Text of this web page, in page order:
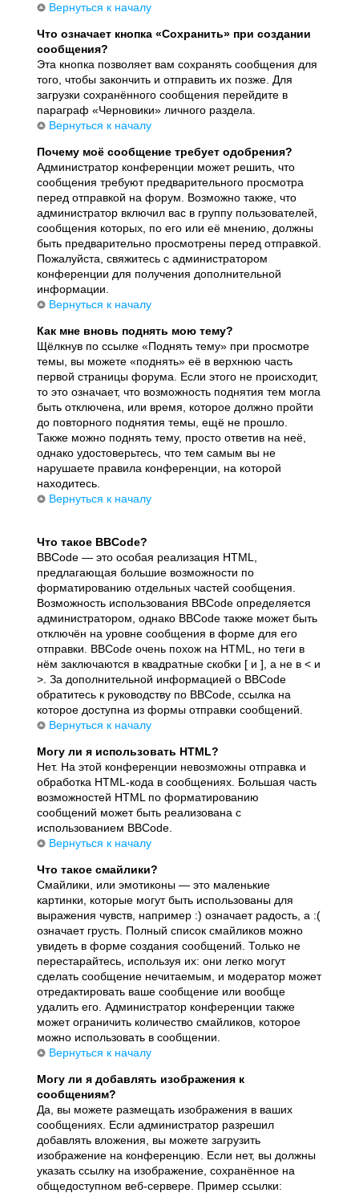
Вернуться к началу
Что означает кнопка «Сохранить» при создании
сообщения?
Эта кнопка позволяет вам сохранять сообщения для
того, чтобы закончить и отправить их позже. Для
загрузки сохранённого сообщения перейдите в
параграф «Черновики» личного раздела.
Вернуться к началу
Почему моё сообщение требует одобрения?
Администратор конференции может решить, что
сообщения требуют предварительного просмотра
перед отправкой на форум. Возможно также, что
администратор включил вас в группу пользователей,
сообщения которых, по его или её мнению, должны
быть предварительно просмотрены перед отправкой.
Пожалуйста, свяжитесь с администратором
конференции для получения дополнительной
информации.
Вернуться к началу
Как мне вновь поднять мою тему?
Щёлкнув по ссылке «Поднять тему» при просмотре
темы, вы можете «поднять» её в верхнюю часть
первой страницы форума. Если этого не происходит,
то это означает, что возможность поднятия тем могла
быть отключена, или время, которое должно пройти
до повторного поднятия темы, ещё не прошло.
Также можно поднять тему, просто ответив на неё,
однако удостоверьтесь, что тем самым вы не
нарушаете правила конференции, на которой
находитесь.
Вернуться к началу
Что такое BBCode?
BBCode — это особая реализация HTML,
предлагающая большие возможности по
форматированию отдельных частей сообщения.
Возможность использования BBCode определяется
администратором, однако BBCode также может быть
отключён на уровне сообщения в форме для его
отправки. BBCode очень похож на HTML, но теги в
нём заключаются в квадратные скобки [ и ], а не в < и
>. За дополнительной информацией о BBCode
обратитесь к руководству по BBCode, ссылка на
которое доступна из формы отправки сообщений.
Вернуться к началу
Могу ли я использовать HTML?
Нет. На этой конференции невозможны отправка и
обработка HTML-кода в сообщениях. Большая часть
возможностей HTML по форматированию
сообщений может быть реализована с
использованием BBCode.
Вернуться к началу
Что такое смайлики?
Смайлики, или эмотиконы — это маленькие
картинки, которые могут быть использованы для
выражения чувств, например :) означает радость, а :(
означает грусть. Полный список смайликов можно
увидеть в форме создания сообщений. Только не
перестарайтесь, используя их: они легко могут
сделать сообщение нечитаемым, и модератор может
отредактировать ваше сообщение или вообще
удалить его. Администратор конференции также
может ограничить количество смайликов, которое
можно использовать в сообщении.
Вернуться к началу
Могу ли я добавлять изображения к
сообщениям?
Да, вы можете размещать изображения в ваших
сообщениях. Если администратор разрешил
добавлять вложения, вы можете загрузить
изображение на конференцию. Если нет, вы должны
указать ссылку на изображение, сохранённое на
общедоступном веб-сервере. Пример ссылки: